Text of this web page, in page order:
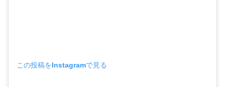
この投稿をInstagramで見る